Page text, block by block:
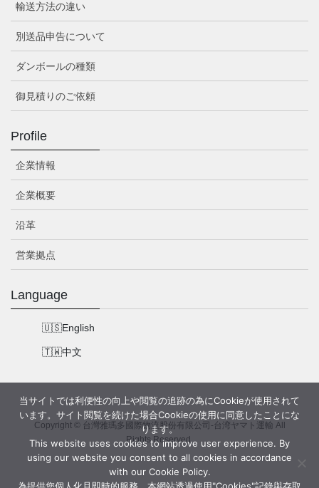
輸送方法の違い
別送品申告について
ダンボールの種類
御見積りのご依頼
Profile
企業情報
企業概要
沿革
営業拠点
Language
English
中文
Copyright © 台灣雅瑪多國際物流股份有限公司-台湾ヤマト運輸 All
Rights Reserved.
当サイトでは利便性の向上や閲覧の追跡の為にCookieが使用されて
います。サイト閲覧を続けた場合Cookieの使用に同意したことにな
ります。
This website uses cookies to improve user experience. By
using our website you consent to all cookies in accordance
with our Cookie Policy.